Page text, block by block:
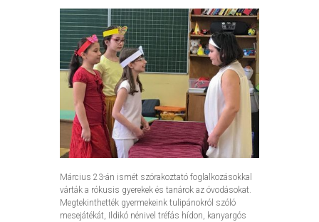
Március 23-án ismét szórakoztató foglalkozásokkal
várták a rókusis gyerekek és tanárok az óvodásokat.
Megtekinthették gyermekeink tulipánokról szóló
mesejátékát, Ildikó nénivel tréfás hídon, kanyargós